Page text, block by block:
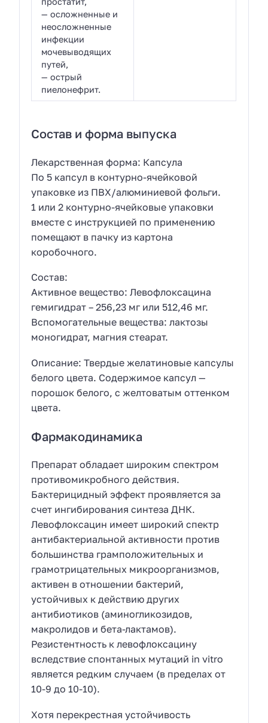
— осложненные и
неосложненные
инфекции
мочевыводящих
путей,
— острый
пиелонефрит.
Состав и форма выпуска
Лекарственная форма: Капсула
По 5 капсул в контурно-ячейковой
упаковке из ПВХ/алюминиевой фольги.
1 или 2 контурно-ячейковые упаковки
вместе с инструкцией по применению
помещают в пачку из картона
коробочного.
Состав:
Активное вещество: Левофлоксацина
гемигидрат – 256,23 мг или 512,46 мг.
Вспомогательные вещества: лактозы
моногидрат, магния стеарат.
Описание: Твердые желатиновые капсулы
белого цвета. Содержимое капсул —
порошок белого, с желтоватым оттенком
цвета.
Фармакодинамика
Препарат обладает широким спектром
противомикробного действия.
Бактерицидный эффект проявляется за
счет ингибирования синтеза ДНК.
Левофлоксацин имеет широкий спектр
антибактериальной активности против
большинства грамположительных и
грамотрицательных микроорганизмов,
активен в отношении бактерий,
устойчивых к действию других
антибиотиков (аминогликозидов,
макролидов и бета-лактамов).
Резистентность к левофлоксацину
вследствие спонтанных мутаций in vitro
является редким случаем (в пределах от
10-9 до 10-10).
Хотя перекрестная устойчивость